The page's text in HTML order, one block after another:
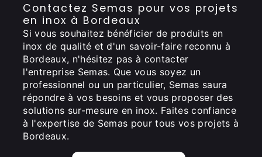
Contactez Semas pour vos projets
en inox à Bordeaux
Si vous souhaitez bénéficier de produits en
inox de qualité et d'un savoir-faire reconnu à
Bordeaux, n'hésitez pas à contacter
l'entreprise Semas. Que vous soyez un
professionnel ou un particulier, Semas saura
répondre à vos besoins et vous proposer des
solutions sur-mesure en inox. Faites confiance
à l'expertise de Semas pour tous vos projets à
Bordeaux.